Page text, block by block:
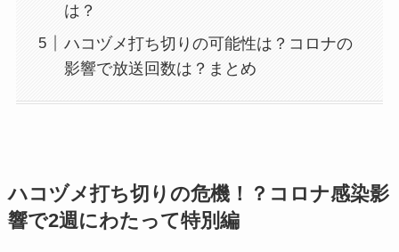
は？
ハコヅメ打ち切りの可能性は？コロナの
影響で放送回数は？まとめ
ハコヅメ打ち切りの危機！？コロナ感染影
響で2週にわたって特別編